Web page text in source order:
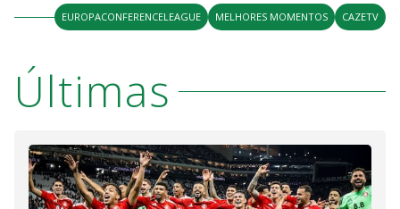
EUROPACONFERENCELEAGUE MELHORES MOMENTOS CAZETV
Últimas